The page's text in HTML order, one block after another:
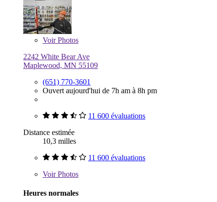
VoirPhotos
2242 White Bear Ave
Maplewood, MN 55109
(651) 770-3601
Ouvert aujourd'hui de 7h am à 8h pm
11 600 évaluations
Distance estimée
10,3 milles
11 600 évaluations
VoirPhotos
Heures normales